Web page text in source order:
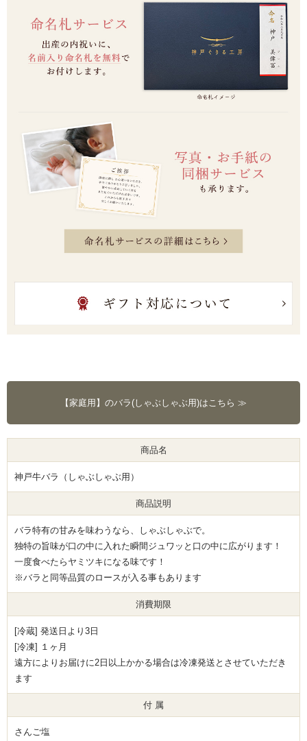
【家庭用】のバラ(しゃぶしゃぶ用)はこちら ≫
商品名
神戸牛バラ（しゃぶしゃぶ用）
商品説明
バラ特有の甘みを味わうなら、しゃぶしゃぶで。
独特の旨味が口の中に入れた瞬間ジュワッと口の中に広がります！
一度食べたらヤミツキになる味です！
※バラと同等品質のロースが入る事もあります
消費期限
[冷蔵] 発送日より3日
[冷凍] １ヶ月
遠方によりお届けに2日以上かかる場合は冷凍発送とさせていただき
ます
付 属
さんご塩